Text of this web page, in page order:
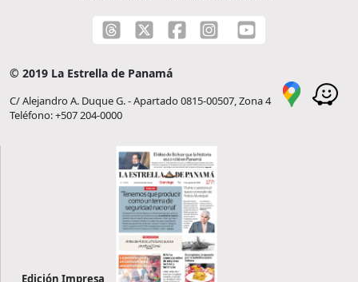
© 2019 La Estrella de Panamá
C/ Alejandro A. Duque G. - Apartado 0815-00507, Zona 4
Teléfono: +507 204-0000